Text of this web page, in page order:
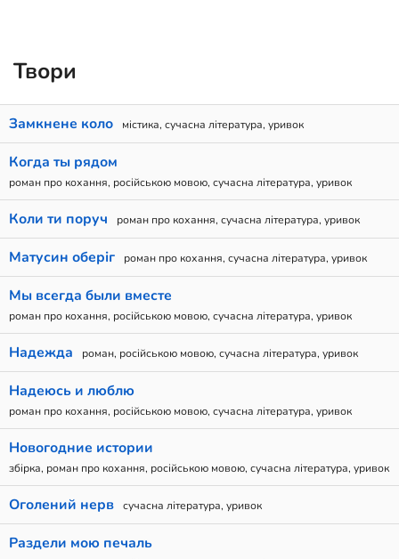
Твори
Замкнене коло містика, сучасна література, уривок
Когда ты рядом
роман про кохання, російською мовою, сучасна література, уривок
Коли ти поруч роман про кохання, сучасна література, уривок
Матусин оберіг роман про кохання, сучасна література, уривок
Мы всегда были вместе
роман про кохання, російською мовою, сучасна література, уривок
Надежда роман, російською мовою, сучасна література, уривок
Надеюсь и люблю
роман про кохання, російською мовою, сучасна література, уривок
Новогодние истории
збірка, роман про кохання, російською мовою, сучасна література, уривок
Оголений нерв сучасна література, уривок
Раздели мою печаль